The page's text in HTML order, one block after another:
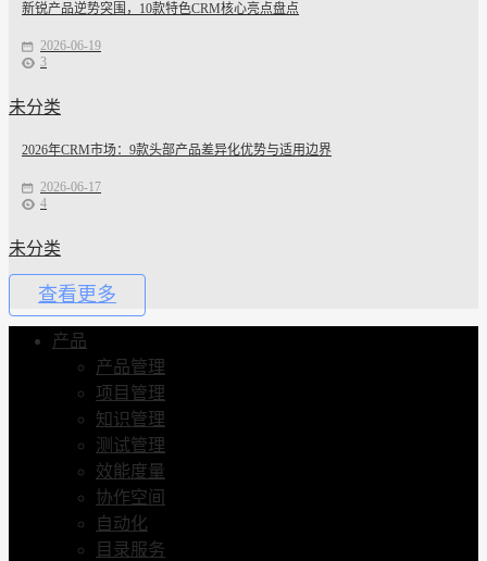
新锐产品逆势突围，10款特色CRM核心亮点盘点
2026-06-19
3
未分类
2026年CRM市场：9款头部产品差异化优势与适用边界
2026-06-17
4
未分类
查看更多
产品
产品管理
项目管理
知识管理
测试管理
效能度量
协作空间
自动化
目录服务